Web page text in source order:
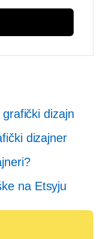
dizajn
dizajner
na Etsyju